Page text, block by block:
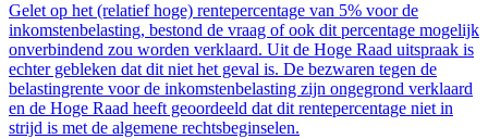
Gelet op het (relatief hoge) rentepercentage van 5% voor de
inkomstenbelasting, bestond de vraag of ook dit percentage mogelijk
onverbindend zou worden verklaard. Uit de Hoge Raad uitspraak is
echter gebleken dat dit niet het geval is. De bezwaren tegen de
belastingrente voor de inkomstenbelasting zijn ongegrond verklaard
en de Hoge Raad heeft geoordeeld dat dit rentepercentage niet in
strijd is met de algemene rechtsbeginselen.